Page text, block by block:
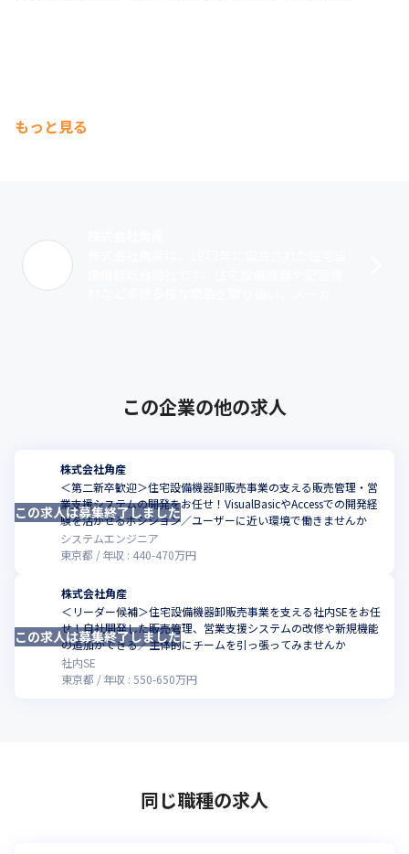
もっと見る
この企業の他の求人
株式会社角産
＜第二新卒歓迎＞住宅設備機器卸販売事業の支える販売管理・営
業支援システムの開発をお任せ！VisualBasicやAccessでの開発経
験を活かせるポジション／ユーザーに近い環境で働きませんか
システムエンジニア
東京都
年収 : 440-470万円
この求人は募集終了しました
株式会社角産
＜リーダー候補＞住宅設備機器卸販売事業を支える社内SEをお任
せ！自社開発した販売管理、営業支援システムの改修や新規機能
の追加ができる／主体的にチームを引っ張ってみませんか
社内SE
東京都
年収 : 550-650万円
この求人は募集終了しました
同じ職種の求人